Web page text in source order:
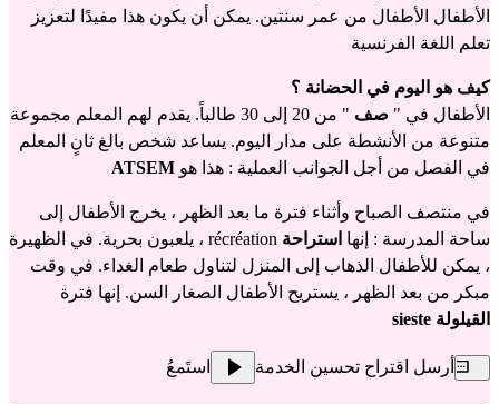
الأطفال الأطفال من عمر سنتين. يمكن أن يكون هذا مفيدًا لتعزيز
تعلم اللغة الفرنسية
كيف هو اليوم في الحضانة ؟
الأطفال في " صف
" من 20 إلى 30 طالباً. يقدم لهم المعلم مجموعة
متنوعة من الأنشطة على مدار اليوم. يساعد شخص بالغ ثانٍ المعلم
في الفصل من أجل الجوانب العملية : هذا هو ATSEM
في منتصف الصباح وأثناء فترة ما بعد الظهر ، يخرج الأطفال إلى
ساحة المدرسة : إنها استراحة
récréation ، يلعبون بحرية. في الظهيرة
، يمكن للأطفال الذهاب إلى المنزل لتناول طعام الغداء. في وقت
مبكر من بعد الظهر ، يستريح الأطفال الصغار السن. إنها فترة
القيلولة sieste
أرسل اقتراح تحسين الخدمة استَمعُ